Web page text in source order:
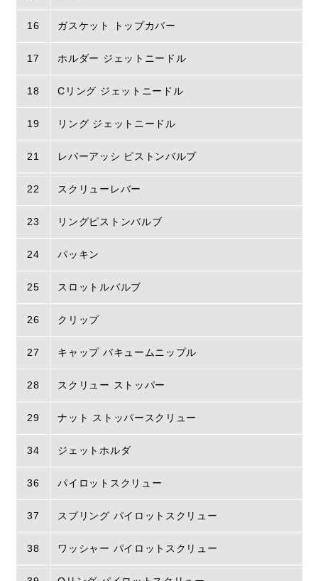
16 ガスケット トップカバー
17 ホルダー ジェットニードル
18 Cリング ジェットニードル
19 リング ジェットニードル
21 レバーアッシ ピストンバルブ
22 スクリューレバー
23 リングピストンバルブ
24 パッキン
25 スロットルバルブ
26 クリップ
27 キャップ バキュームニップル
28 スクリュー ストッパー
29 ナット ストッパースクリュー
34 ジェットホルダ
36 パイロットスクリュー
37 スプリング パイロットスクリュー
38 ワッシャー パイロットスクリュー